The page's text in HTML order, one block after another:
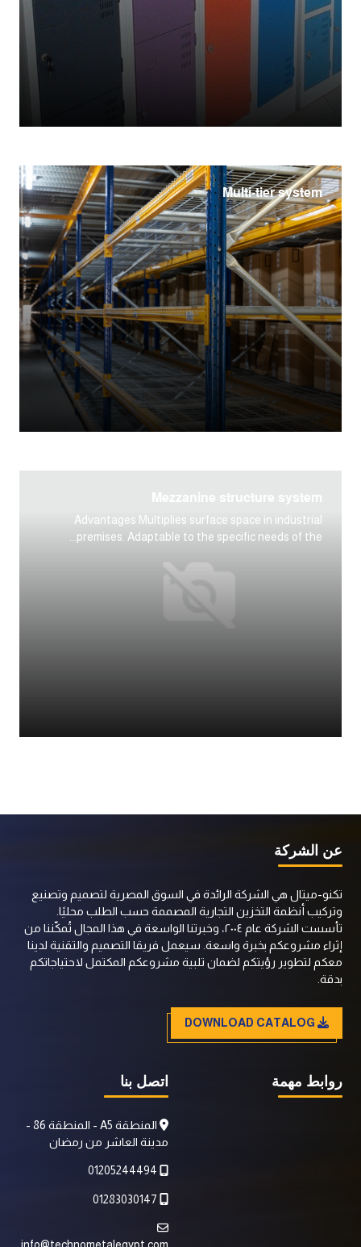
Multi-tier system
Mezzanine structure system
Advantages Multiplies surface space in industrial
premises. Adaptable to the specific needs of the...
عن الشركة
تكنو-ميتال هي الشركة الرائدة في السوق المصرية لتصميم وتصنيع
وتركيب أنظمة التخزين التجارية المصممة حسب الطلب محليًا.
تأسست الشركة عام ٢٠٠٤، وخبرتنا الواسعة في هذا المجال تُمكّننا من
إثراء مشروعكم بخبرة واسعة. سيعمل فريقا التصميم والتقنية لدينا
معكم لتطوير رؤيتكم لضمان تلبية مشروعكم المكتمل لاحتياجاتكم
بدقة.
روابط مهمة اتصل بنا
المنطقة A5 - المنطقة 86 -
مدينة العاشر من رمضان
01205244494
01283030147